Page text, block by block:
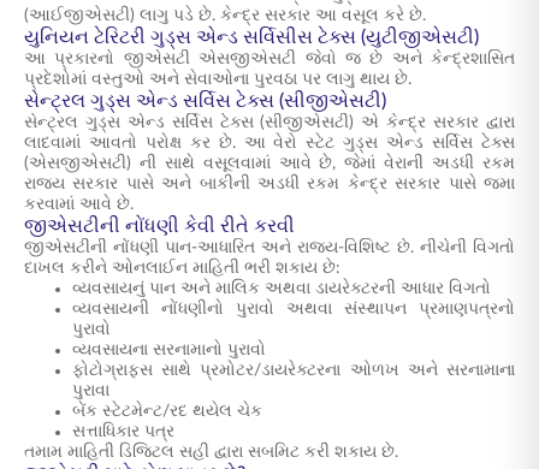
(આઈજીએસટી) લાગુ પડે છે. કેન્દ્ર સરકાર આ વસૂલ કરે છે.
યુનિયન ટેરિટરી ગુડ્સ એન્ડ સર્વિસીસ ટેક્સ (યુટીજીએસટી)
આ પ્રકારનો જીએસટી એસજીએસટી જેવો જ છે અને કેન્દ્રશાસિત
પ્રદેશોમાં વસ્તુઓ અને સેવાઓના પુરવઠા પર લાગુ થાય છે.
સેન્ટ્રલ ગુડ્સ એન્ડ સર્વિસ ટેક્સ (સીજીએસટી)
સેન્ટ્રલ ગુડ્સ એન્ડ સર્વિસ ટેક્સ (સીજીએસટી) એ કેન્દ્ર સરકાર દ્વારા
લાદવામાં આવતો પરોક્ષ કર છે. આ વેરો સ્ટેટ ગુડ્સ એન્ડ સર્વિસ ટેક્સ
(એસજીએસટી) ની સાથે વસૂલવામાં આવે છે, જેમાં વેરાની અડધી રકમ
રાજ્ય સરકાર પાસે અને બાકીની અડધી રકમ કેન્દ્ર સરકાર પાસે જમા
કરવામાં આવે છે.
જીએસટીની નોંધણી કેવી રીતે કરવી
જીએસટીની નોંધણી પાન-આધારિત અને રાજ્ય-વિશિષ્ટ છે. નીચેની વિગતો
દાખલ કરીને ઓનલાઈન માહિતી ભરી શકાય છે:
વ્યવસાયનું પાન અને માલિક અથવા ડાયરેક્ટરની આધાર વિગતો
વ્યવસાયની નોંધણીનો પુરાવો અથવા સંસ્થાપન પ્રમાણપત્રનો
પુરાવો
વ્યવસાયના સરનામાનો પુરાવો
ફોટોગ્રાફ્સ સાથે પ્રમોટર/ડાયરેક્ટરના ઓળખ અને સરનામાના
પુરાવા
બેંક સ્ટેટમેન્ટ/રદ થયેલ ચેક
સત્તાધિકાર પત્ર
તમામ માહિતી ડિજિટલ સહી દ્વારા સબમિટ કરી શકાય છે.